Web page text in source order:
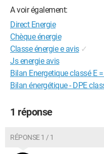
A voir également:
Direct Energie
Chèque énergie
Classe énergie e avis ✓
Js energie avis
Bilan Energetique classé E
Bilan énergétique - DPE
1 réponse
RÉPONSE 1 / 1